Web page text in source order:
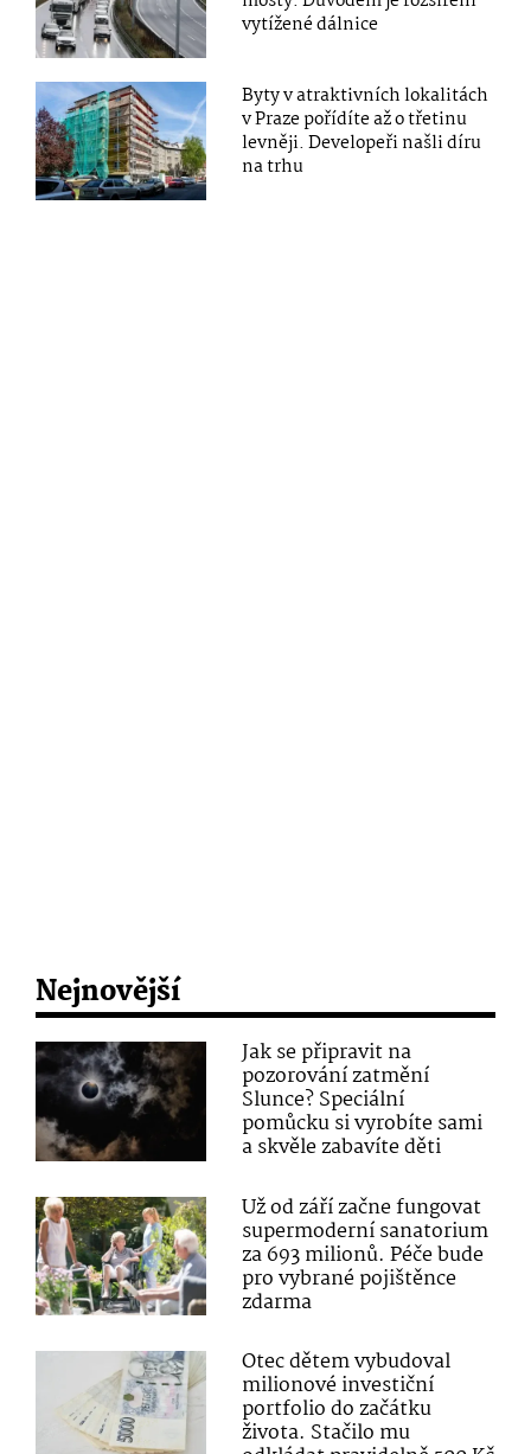
vytížené dálnice
Byty v atraktivních lokalitách
v Praze pořídíte až o třetinu
levněji. Developeři našli díru
na trhu
Nejnovější
Jak se připravit na
pozorování zatmění
Slunce? Speciální
pomůcku si vyrobíte sami
a skvěle zabavíte děti
Už od září začne fungovat
supermoderní sanatorium
za 693 milionů. Péče bude
pro vybrané pojištěnce
zdarma
Otec dětem vybudoval
milionové investiční
portfolio do začátku
života. Stačilo mu